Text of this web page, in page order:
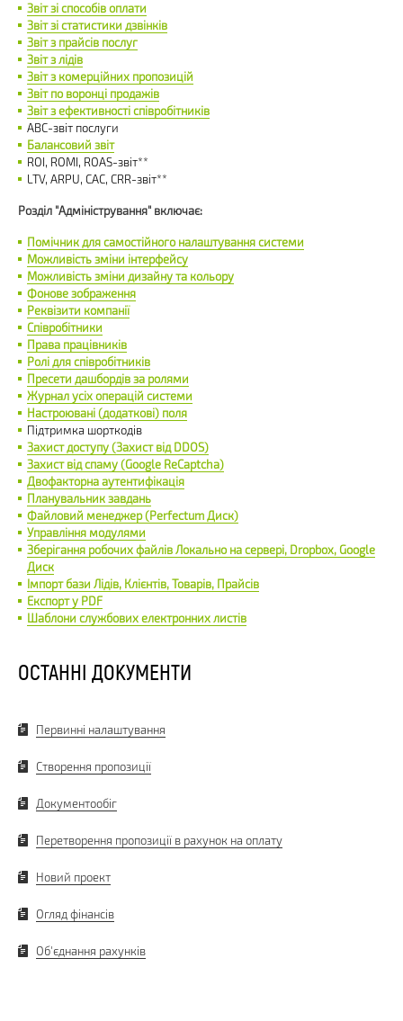
Звіт зі способів оплати
Звіт зі статистики дзвінків
Звіт з прайсів послуг
Звіт з лідів
Звіт з комерційних пропозицій
Звіт по воронці продажів
Звіт з ефективності співробітників
ABC-звіт послуги
Балансовий звіт
ROI, ROMI, ROAS-звіт**
LTV, ARPU, CAC, CRR-звіт**
Розділ "Адміністрування" включає:
Помічник для самостійного налаштування системи
Можливість зміни інтерфейсу
Можливість зміни дизайну та кольору
Фонове зображення
Реквізити компанії
Співробітники
Права працівників
Ролі для співробітників
Пресети дашбордів за ролями
Журнал усіх операцій системи
Настроювані (додаткові) поля
Підтримка шорткодів
Захист доступу (Захист від DDOS)
Захист від спаму (Google ReCaptcha)
Двофакторна аутентифікація
Планувальник завдань
Файловий менеджер (Perfectum Диск)
Управління модулями
Зберігання робочих файлів Локально на сервері, Dropbox, Google
Диск
Імпорт бази Лідів, Клієнтів, Товарів, Прайсів
Експорт у PDF
Шаблони службових електронних листів
ОСТАННІ ДОКУМЕНТИ
Первинні налаштування
Створення пропозиції
Документообіг
Перетворення пропозиції в рахунок на оплату
Новий проект
Огляд фінансів
Об'єднання рахунків